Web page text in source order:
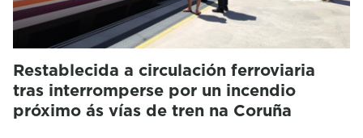
Restablecida a circulación ferroviaria
tras interromperse por un incendio
próximo ás vías de tren na Coruña